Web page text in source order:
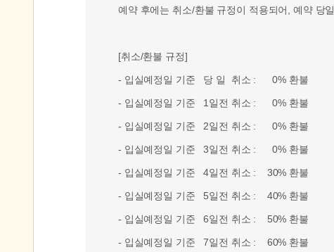
예약 후에는 취소/환불 규정이 적용되어, 예약 당
[취소/환불 규정]
- 입실예정일 기준 당 일 취소 : 0% 환불
- 입실예정일 기준 1일전 취소 : 0% 환불
- 입실예정일 기준 2일전 취소 : 0% 환불
- 입실예정일 기준 3일전 취소 : 0% 환불
- 입실예정일 기준 4일전 취소 : 30% 환불
- 입실예정일 기준 5일전 취소 : 40% 환불
- 입실예정일 기준 6일전 취소 : 50% 환불
- 입실예정일 기준 7일전 취소 : 60% 환불